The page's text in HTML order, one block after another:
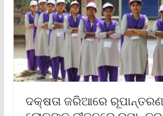
ଦକ୍ଷତା ଜରିଆରେ